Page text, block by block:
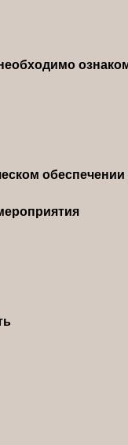
обеспечении